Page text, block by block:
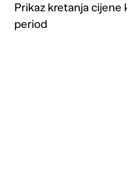
Prikaz kretanja cijene
period